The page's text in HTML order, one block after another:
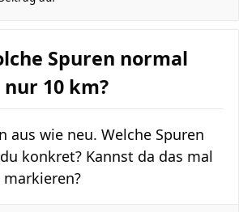
Spuren normal
10 km?
aus wie neu. Welche Spuren
konkret? Kannst da das mal